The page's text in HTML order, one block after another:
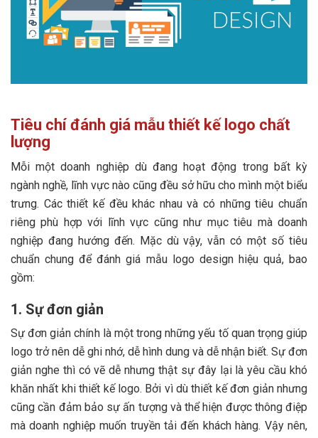
Tiêu chí đánh giá mẫu thiết kế logo chất
lượng
Mỗi một doanh nghiệp dù đang hoạt động trong bất kỳ
ngành nghề, lĩnh vực nào cũng đều sở hữu cho mình một biểu
trưng. Các thiết kế đều khác nhau và có những tiêu chuẩn
riêng phù hợp với lĩnh vực cũng như mục tiêu mà doanh
nghiệp đang hướng đến. Mặc dù vậy, vẫn có một số tiêu
chuẩn chung để đánh giá mẫu logo design hiệu quả, bao
gồm:
1. Sự đơn giản
Sự đơn giản chính là một trong những yếu tố quan trọng giúp
logo trở nên dễ ghi nhớ, dễ hình dung và dễ nhận biết. Sự đơn
giản nghe thì có vẽ dễ nhưng thật sự đây lại là yêu cầu khó
khăn nhất khi thiết kế logo. Bởi vì dù thiết kế đơn giản nhưng
cũng cần đảm bảo sự ấn tượng và thể hiện được thông điệp
mà doanh nghiệp muốn truyền tải đến khách hàng. Vậy nên,